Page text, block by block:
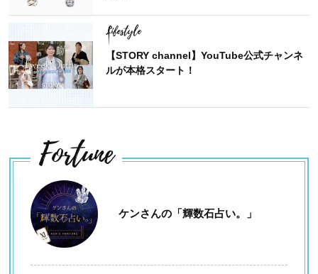
Lifestyle
【STORY channel】YouTube公式チャンネ
ルが本格スタート！
Fortune
ケンさんの「輝数石占い。」